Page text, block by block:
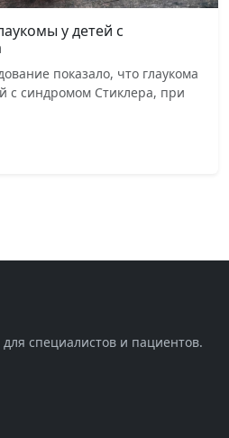
у детей с
показало, что глаукома
с синдромом Стиклера, при
специалистов и пациентов.